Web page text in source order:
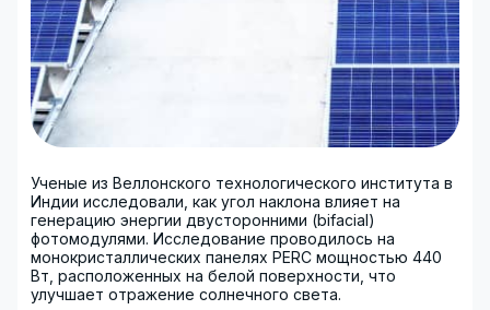
Ученые из Веллонского технологического института в
Индии исследовали, как угол наклона влияет на
генерацию энергии двусторонними (bifacial)
фотомодулями. Исследование проводилось на
монокристаллических панелях PERC мощностью 440
Вт, расположенных на белой поверхности, что
улучшает отражение солнечного света.